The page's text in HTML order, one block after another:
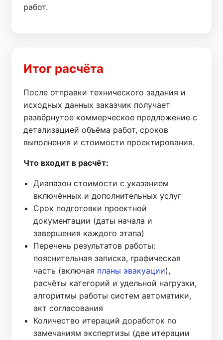
работ.
Итог расчёта
После отправки технического задания и
исходных данных заказчик получает
развёрнутое коммерческое предложение с
детализацией объёма работ, сроков
выполнения и стоимости проектирования.
Что входит в расчёт:
Диапазон стоимости с указанием
включённых и дополнительных услуг
Срок подготовки проектной
документации (даты начала и
завершения каждого этапа)
Перечень результатов работы:
пояснительная записка, графическая
часть (включая планы эвакуации),
расчёты категорий и удельной нагрузки,
алгоритмы работы систем автоматики,
акт согласования
Количество итераций доработок по
замечаниям экспертизы (две итерации